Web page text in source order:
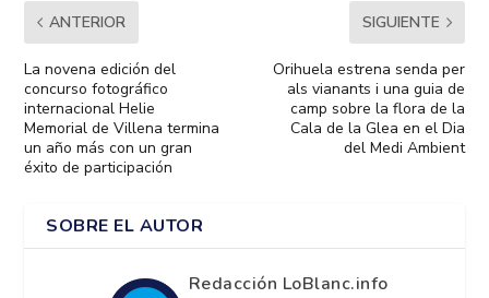
ANTERIOR
La novena edición del
concurso fotográfico
internacional Helie
Memorial de Villena termina
un año más con un gran
éxito de participación
SIGUIENTE
Orihuela estrena senda per
als vianants i una guia de
camp sobre la flora de la
Cala de la Glea en el Dia
del Medi Ambient
SOBRE EL AUTOR
Redacción LoBlanc.info